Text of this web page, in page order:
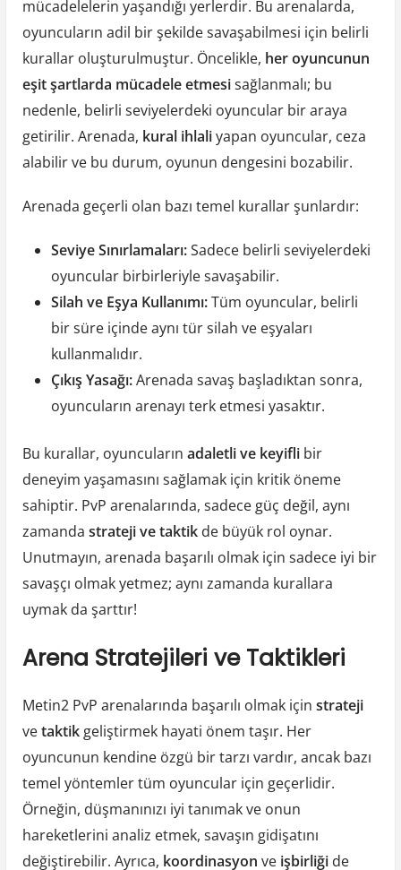
mücadelelerin yaşandığı yerlerdir. Bu arenalarda,
oyuncuların adil bir şekilde savaşabilmesi için belirli
kurallar oluşturulmuştur. Öncelikle, her oyuncunun
eşit şartlarda mücadele etmesisağlanmalı; bu
nedenle, belirli seviyelerdeki oyuncular bir araya
getirilir. Arenada, kural ihlaliyapan oyuncular, ceza
alabilir ve bu durum, oyunun dengesini bozabilir.
Arenada geçerli olan bazı temel kurallar şunlardır:
Seviye Sınırlamaları:Sadece belirli seviyelerdeki
oyuncular birbirleriyle savaşabilir.
Silah ve Eşya Kullanımı:Tüm oyuncular, belirli
bir süre içinde aynı tür silah ve eşyaları
kullanmalıdır.
Çıkış Yasağı:Arenada savaş başladıktan sonra,
oyuncuların arenayı terk etmesi yasaktır.
Bu kurallar, oyuncuların adaletli ve keyiflibir
deneyim yaşamasını sağlamak için kritik öneme
sahiptir. PvP arenalarında, sadece güç değil, aynı
zamanda strateji ve taktikde büyük rol oynar.
Unutmayın, arenada başarılı olmak için sadece iyi bir
savaşçı olmak yetmez; aynı zamanda kurallara
uymak da şarttır!
Arena Stratejileri ve Taktikleri
Metin2 PvP arenalarında başarılı olmak için strateji
vetaktikgeliştirmek hayati önem taşır. Her
oyuncunun kendine özgü bir tarzı vardır, ancak bazı
temel yöntemler tüm oyuncular için geçerlidir.
Örneğin, düşmanınızı iyi tanımak ve onun
hareketlerini analiz etmek, savaşın gidişatını
değiştirebilir. Ayrıca, koordinasyon ve işbirliğide